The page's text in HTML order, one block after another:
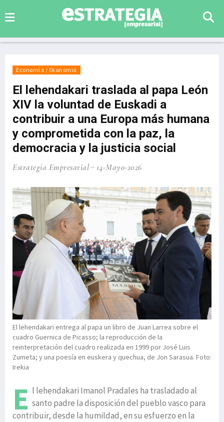
Economía / Ekonomia
El lehendakari traslada al papa León
XIV la voluntad de Euskadi a
contribuir a una Europa más humana
y comprometida con la paz, la
democracia y la justicia social
Estrategia Empresarial 14-Mayo-2026
El lehendakari entrega al papa un libro de Juan Larrea sobre el
cuadro Guernica de Picasso; la reproducción de la
reinterpretación del cuadro realizada en 1999 por José Luis
Zumeta; y una poesía en euskera y quechua, de Jon Sarasua. Foto:
Irekia
E l lehendakari Imanol Pradales ha trasladado al
santo padre la disposición del pueblo vasco para
contribuir, desde la humildad, en su esfuerzo en la